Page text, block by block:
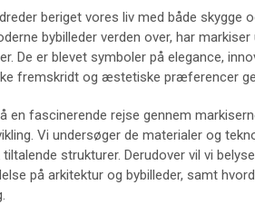
beriget vores liv med både skygge
bybilleder verden over, har
De er blevet symboler på elegance,
fremskridt og æstetiske præferencer
en fascinerende rejse gennem
Vi undersøger de materialer og
strukturer. Derudover vil vi
på arkitektur og bybilleder, samt